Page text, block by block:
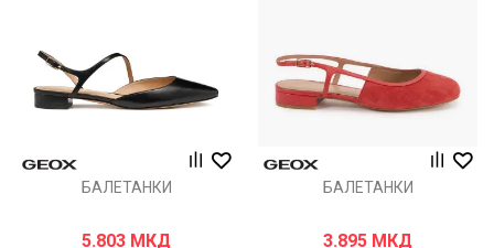
БАЛЕТАНКИ
5.803 МКД
БАЛЕТАНКИ
3.895 МКД